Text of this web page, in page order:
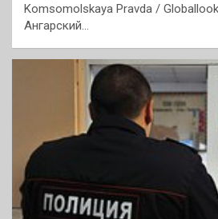
Komsomolskaya Pravda /
Ангарский…